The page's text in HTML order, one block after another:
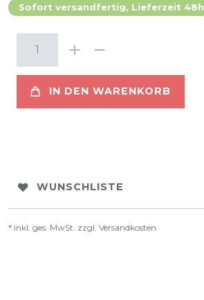
Sofort versandfertig, Lieferzeit 48h
IN DEN WARENKORB
WUNSCHLISTE
* inkl. ges. MwSt. zzgl. Versandkosten